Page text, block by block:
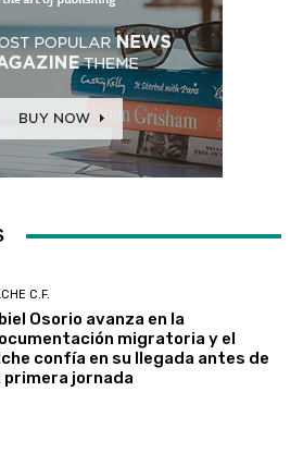
C.F.
Osorio avanza en la
migratoria y el
confía en su llegada antes de
primera jornada